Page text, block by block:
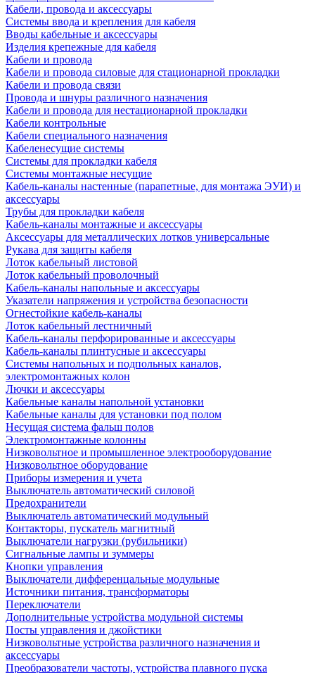
Кабели, провода и аксессуары
Системы ввода и крепления для кабеля
Вводы кабельные и аксессуары
Изделия крепежные для кабеля
Кабели и провода
Кабели и провода силовые для стационарной прокладки
Кабели и провода связи
Провода и шнуры различного назначения
Кабели и провода для нестационарной прокладки
Кабели контрольные
Кабели специального назначения
Кабеленесущие системы
Системы для прокладки кабеля
Системы монтажные несущие
Кабель-каналы настенные (парапетные, для монтажа ЭУИ) и
аксессуары
Трубы для прокладки кабеля
Кабель-каналы монтажные и аксессуары
Аксессуары для металлических лотков универсальные
Рукава для защиты кабеля
Лоток кабельный листовой
Лоток кабельный проволочный
Кабель-каналы напольные и аксессуары
Указатели напряжения и устройства безопасности
Огнестойкие кабель-каналы
Лоток кабельный лестничный
Кабель-каналы перфорированные и аксессуары
Кабель-каналы плинтусные и аксессуары
Системы напольных и подпольных каналов,
электромонтажных колон
Лючки и аксессуары
Кабельные каналы напольной установки
Кабельные каналы для установки под полом
Несущая система фальш полов
Электромонтажные колонны
Низковольтное и промышленное электрооборудование
Низковольтное оборудование
Приборы измерения и учета
Выключатель автоматический силовой
Предохранители
Выключатель автоматический модульный
Контакторы, пускатель магнитный
Выключатели нагрузки (рубильники)
Сигнальные лампы и зуммеры
Кнопки управления
Выключатели дифференцальные модульные
Источники питания, трансформаторы
Переключатели
Дополнительные устройства модульной системы
Посты управления и джойстики
Низковольтные устройства различного назначения и
аксессуары
Преобразователи частоты, устройства плавного пуска